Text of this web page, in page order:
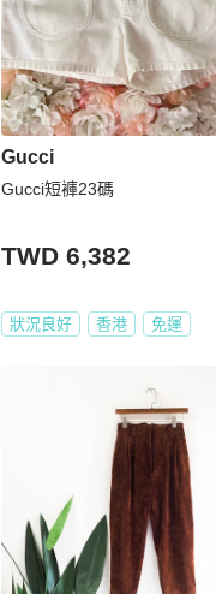
Gucci
Gucci短褲23碼
TWD 6,382
狀況良好 香港 免運